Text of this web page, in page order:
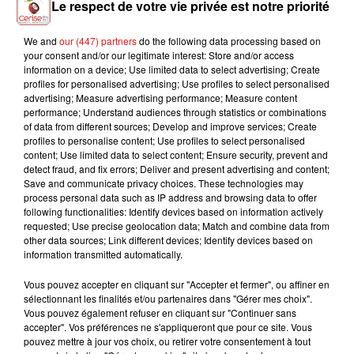
MARY J. BLIGE
Family Affair
MICHAEL JACKSON
Black Or White
PIERRE GARNIER
Nous On Sait
L'HOROSCOPE
Bélier Taureau Gémeaux
Le respect de votre vie privée est notre priorité
We and our (447) partnersdo the following data processing based on
your consent and/or our legitimate interest: Store and/or access
information on a device; Use limited data to select advertising; Create
profiles for personalised advertising; Use profiles to select personalised
advertising; Measure advertising performance; Measure content
performance; Understand audiences through statistics or combinations
of data from different sources; Develop and improve services; Create
profiles to personalise content; Use profiles to select personalised
content; Use limited data to select content; Ensure security, prevent and
detect fraud, and fix errors; Deliver and present advertising and content;
Save and communicate privacy choices. These technologies may
process personal data such as IP address and browsing data to offer
following functionalities: Identify devices based on information actively
requested; Use precise geolocation data; Match and combine data from
other data sources; Link different devices; Identify devices based on
information transmitted automatically.
Vous pouvez accepter en cliquant sur "Accepter et fermer", ou affiner en
sélectionnant les finalités et/ou partenaires dans "Gérer mes choix".
Vous pouvez également refuser en cliquant sur "Continuer sans
accepter". Vos préférences ne s'appliqueront que pour ce site. Vous
pouvez mettre à jour vos choix, ou retirer votre consentement à tout